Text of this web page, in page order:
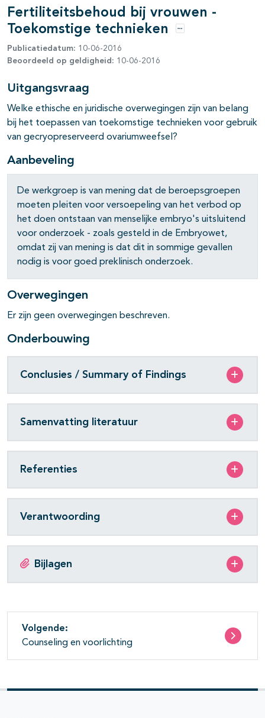
open- en dichtklappen
open- en dichtklappen
open- en dichtklappen
Fertiliteitsbehoud bij vrouwen -
Toekomstige technieken
Opties
Publicatiedatum: 10-06-2016
Beoordeeld op geldigheid: 10-06-2016
Uitgangsvraag
Welke ethische en juridische overwegingen zijn van belang
bij het toepassen van toekomstige technieken voor gebruik
van gecryopreserveerd ovariumweefsel?
Aanbeveling
De werkgroep is van mening dat de beroepsgroepen
moeten pleiten voor versoepeling van het verbod op
het doen ontstaan van menselijke embryo's uitsluitend
voor onderzoek - zoals gesteld in de Embryowet,
omdat zij van mening is dat dit in sommige gevallen
nodig is voor goed preklinisch onderzoek.
Overwegingen
Er zijn geen overwegingen beschreven.
Onderbouwing
Conclusies / Summary of Findings
Samenvatting literatuur
Referenties
Verantwoording
Bijlagen
Volgende:
Counseling en voorlichting